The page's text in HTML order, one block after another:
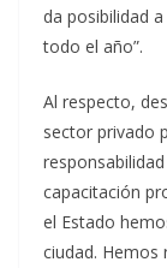
da posibilidad
todo el año”.
Al respecto,
sector privado
capacitación
el Estado
ciudad.